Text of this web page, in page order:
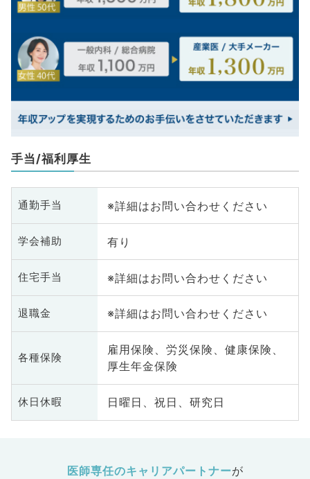
手当/福利厚生
通勤手当 ※詳細はお問い合わせください
学会補助 有り
住宅手当 ※詳細はお問い合わせください
退職金 ※詳細はお問い合わせください
各種保険
雇用保険、労災保険、健康保険、
厚生年金保険
休日休暇 日曜日、祝日、研究日
医師専任のキャリアパートナーが